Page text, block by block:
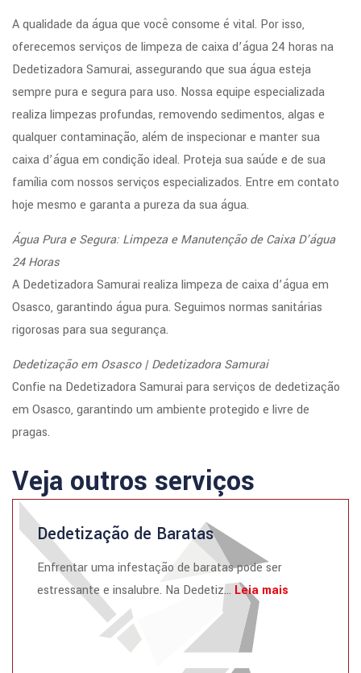
A qualidade da água que você consome é vital. Por isso,
oferecemos serviços de limpeza de caixa d’água 24 horas na
Dedetizadora Samurai, assegurando que sua água esteja
sempre pura e segura para uso. Nossa equipe especializada
realiza limpezas profundas, removendo sedimentos, algas e
qualquer contaminação, além de inspecionar e manter sua
caixa d’água em condição ideal. Proteja sua saúde e de sua
família com nossos serviços especializados. Entre em contato
hoje mesmo e garanta a pureza da sua água.
Água Pura e Segura: Limpeza e Manutenção de Caixa D’água
24 Horas
A Dedetizadora Samurai realiza limpeza de caixa d’água em
Osasco, garantindo água pura. Seguimos normas sanitárias
rigorosas para sua segurança.
Dedetização em Osasco | Dedetizadora Samurai
Confie na Dedetizadora Samurai para serviços de dedetização
em Osasco, garantindo um ambiente protegido e livre de
pragas.
Veja outros serviços
Dedetização de Baratas
Enfrentar uma infestação de baratas pode ser
estressante e insalubre. Na Dedetiz... Leia mais